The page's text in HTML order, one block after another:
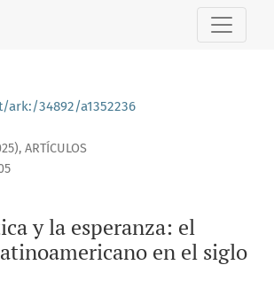
esperanza: el socialismo
, ARTÍCULOS
y la esperanza: el
en el siglo
34892/a1352236